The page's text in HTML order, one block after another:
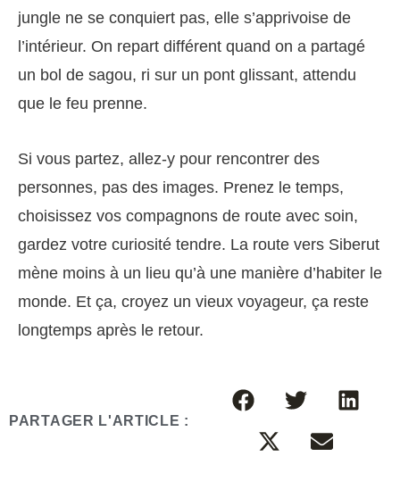
jungle ne se conquiert pas, elle s’apprivoise de
l’intérieur. On repart différent quand on a partagé
un bol de sagou, ri sur un pont glissant, attendu
que le feu prenne.
Si vous partez, allez-y pour rencontrer des
personnes, pas des images. Prenez le temps,
choisissez vos compagnons de route avec soin,
gardez votre curiosité tendre. La route vers Siberut
mène moins à un lieu qu’à une manière d’habiter le
monde. Et ça, croyez un vieux voyageur, ça reste
longtemps après le retour.
PARTAGER L'ARTICLE :